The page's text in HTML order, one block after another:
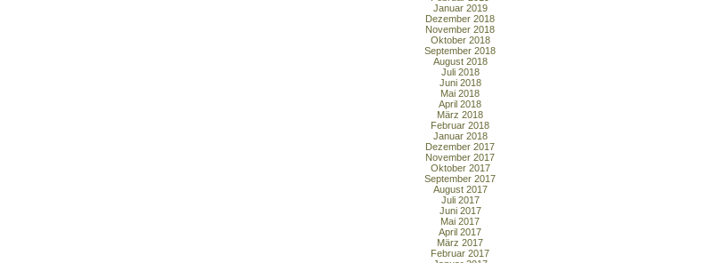
Januar 2019
Dezember 2018
November 2018
Oktober 2018
September 2018
August 2018
Juli 2018
Juni 2018
Mai 2018
April 2018
März 2018
Februar 2018
Januar 2018
Dezember 2017
November 2017
Oktober 2017
September 2017
August 2017
Juli 2017
Juni 2017
Mai 2017
April 2017
März 2017
Februar 2017